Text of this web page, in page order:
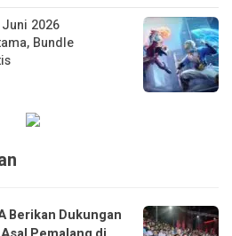
2026
Bundle
Berikan Dukungan